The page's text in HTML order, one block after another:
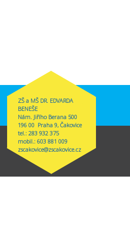
ZŠ a MŠ DR. EDVARDA
BENEŠE
Nám. Jiřího Berana 500
196 00 Praha 9, Čakovice
tel.: 283 932 375
mobil.: 603 881 009
zscakovice@zscakovice.cz